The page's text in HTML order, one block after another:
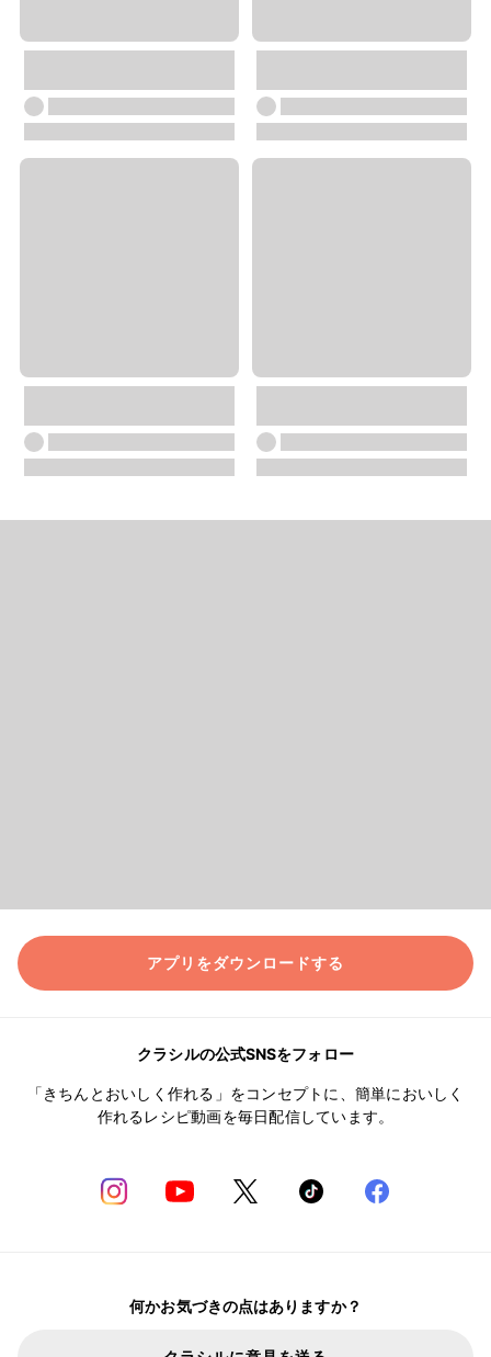
アプリをダウンロードする
クラシルの公式SNSをフォロー
「きちんとおいしく作れる」をコンセプトに、簡単においしく
作れるレシピ動画を毎日配信しています。
何かお気づきの点はありますか？